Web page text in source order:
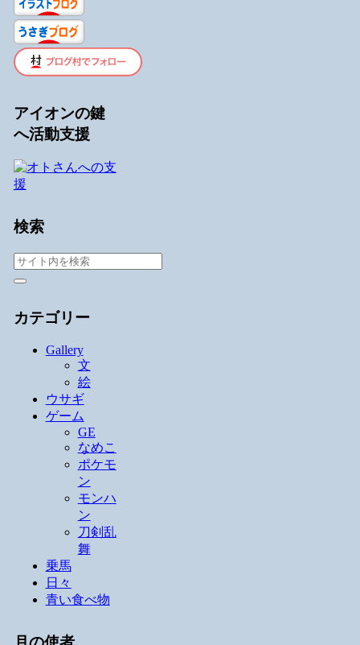
アイオンの鍵
へ活動支援
検索
カテゴリー
Gallery
文
絵
ウサギ
ゲーム
GE
なめこ
ポケモ
ン
モンハ
ン
刀剣乱
舞
乗馬
日々
青い食べ物